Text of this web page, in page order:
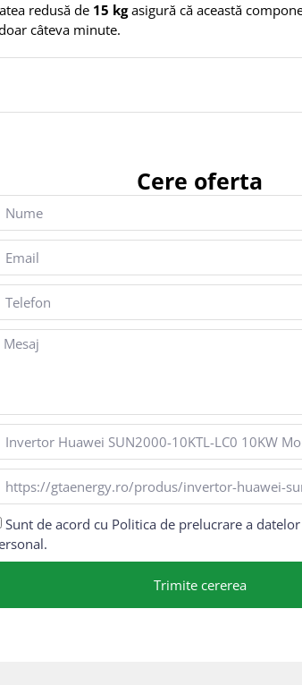
redusă de 15 kgasigură că această
câteva minute.
Cere oferta
Sunt de acord cu Politica de prelucrare a
Trimite cererea